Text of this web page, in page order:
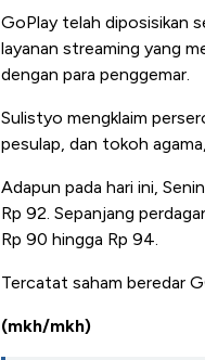
GoPlay telah diposisikan
layanan streaming yang
dengan para penggemar.
Sulistyo mengklaim
pesulap, dan tokoh
Adapun pada hari ini,
Rp 92. Sepanjang
Rp 90 hingga Rp 94.
Tercatat saham beredar
(mkh/mkh)